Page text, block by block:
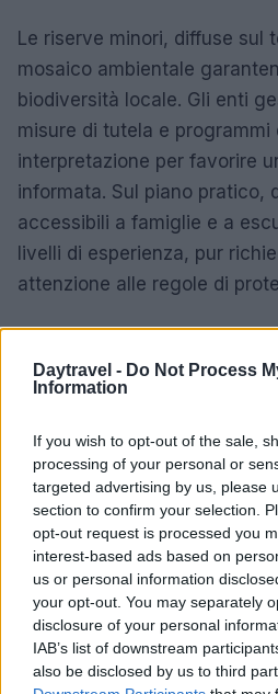
Daytravel - Do Not Process
Information
If you wish to opt-out of the sale,
processing of your personal or
targeted advertising by us, please
section to confirm your selection.
opt-out request is processed you
interest-based ads based on
us or personal information
your opt-out. You may separately
disclosure of your personal
IAB’s list of downstream
also be disclosed by us to third
Le riserve minori, diffuse sul
mosaico ambientale
biodiversità locale. Gli enti
misure di tutela e programmi
interpretazione per favorire
informata. Sul piano pratico,
accessibili a famiglie e a
livelli di esperienza, pur
attenzione alle regole di
La Valle d’Aosta dimostra
ambientale
possa
turistica. Sentieri, giardini e
comprometterla. Gli esperti
che visitare questi spazi
responsabilità e il rispetto di
la fruizione. La salvaguardia
attraversati è indispensabile
generazioni future possano
beneficiare della medesima